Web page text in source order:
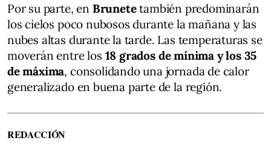
Por su parte, en Brunetetambién predominarán
los cielos poco nubosos durante la mañana y las
nubes altas durante la tarde. Las temperaturas se
moverán entre los 18 grados de mínima y los 35
de máxima, consolidando una jornada de calor
generalizado en buena parte de la región.
REDACCIÓN